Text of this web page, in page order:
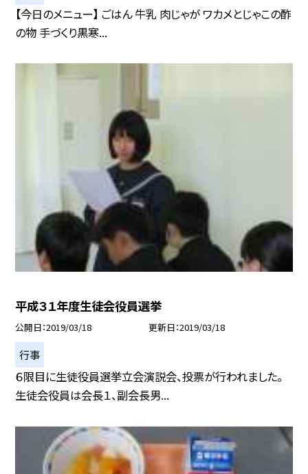
【今日のメニュー】 ごはん 牛乳 肉じゃが ワカメとじゃこの酢
の物 手づくり黒寒...
平成３１年度生徒会役員選挙
公開日 2019/03/18 更新日 2019/03/18
行事
６限目に生徒役員選挙立会演説会、投票が行われました。
生徒会役員は会長１、副会長男...